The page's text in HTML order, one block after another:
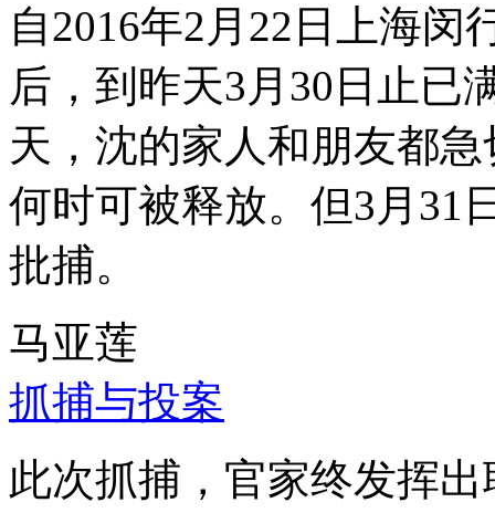
自2016年2月22日上海
后，到昨天3月30日止已
天，沈的家人和朋友都
何时可被释放。但3月31
批捕。
马亚莲
抓捕与投案
此次抓捕，官家终发挥